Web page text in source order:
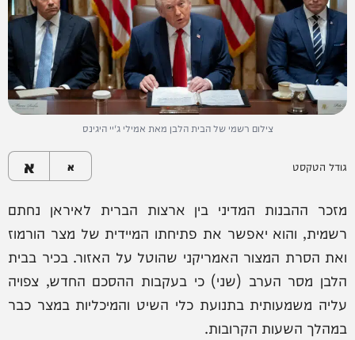
צילום רשמי של הבית הלבן מאת אמילי ג'יי היגינס
גודל הטקסט א א
מזכר ההבנות המדיני בין ארצות הברית לאיראן נחתם
רשמית, והוא יאפשר את פתיחתו המיידית של מצר הורמוז
ואת הסרת המצור האמריקני שהוטל על האזור. בכיר בבית
הלבן מסר הערב (שני) כי בעקבות ההסכם החדש, צפויה
עליה משמעותית בתנועת כלי השיט והמיכליות במצר כבר
במהלך השעות הקרובות.